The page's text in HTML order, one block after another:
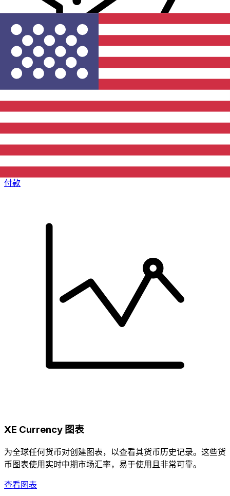
付款
XE Currency 图表
为全球任何货币对创建图表，以查看其货币历史记录。这些货
币图表使用实时中期市场汇率，易于使用且非常可靠。
查看图表